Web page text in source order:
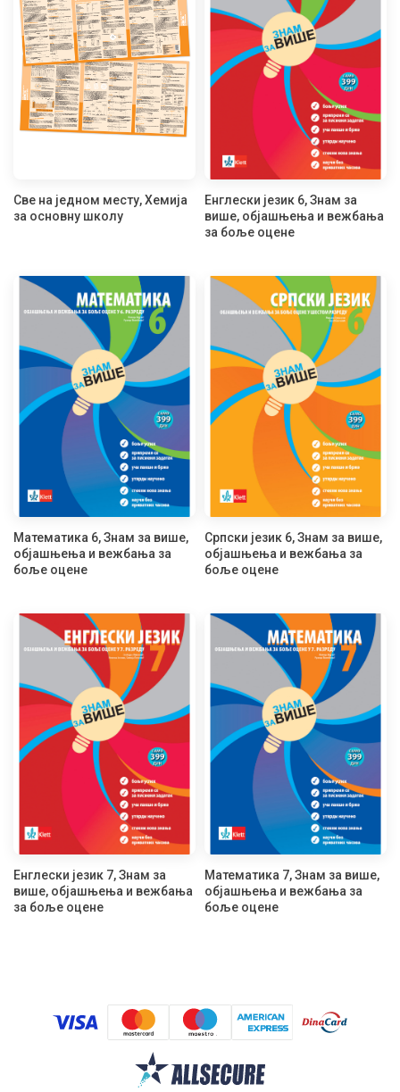
Све на једном месту, Хемија
за основну школу
Енглески језик 6, Знам за
више, објашњења и вежбања
за боље оцене
Математика 6, Знам за више,
објашњења и вежбања за
боље оцене
Српски језик 6, Знам за више,
објашњења и вежбања за
боље оцене
Енглески језик 7, Знам за
више, објашњења и вежбања
за боље оцене
Математика 7, Знам за више,
објашњења и вежбања за
боље оцене